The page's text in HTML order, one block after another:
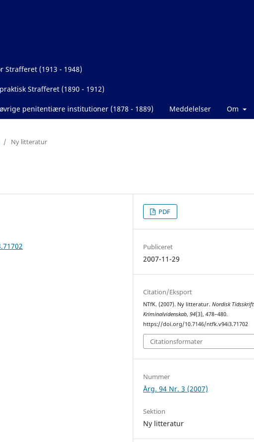
Strafferet (1913 - 1948)
Strafferet (1890 - 1912)
penitentiære institutioner (1878 - 1889) Meddelelser Om
/ Ny litteratur
PDF
Publiceret
2007-11-29
Citation/Eksport
NTfK. (2007). Ny litteratur.Nordisk
Kriminalvidenskab,94(3), 478–480.
https://doi.org/10.7146/ntfk.v94i3.71702
Citationsformater
Nummer
Årg. 94 Nr. 3 (2007)
Sektion
Ny litteratur